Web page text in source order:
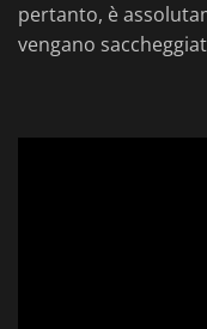
pertanto, è
vengano